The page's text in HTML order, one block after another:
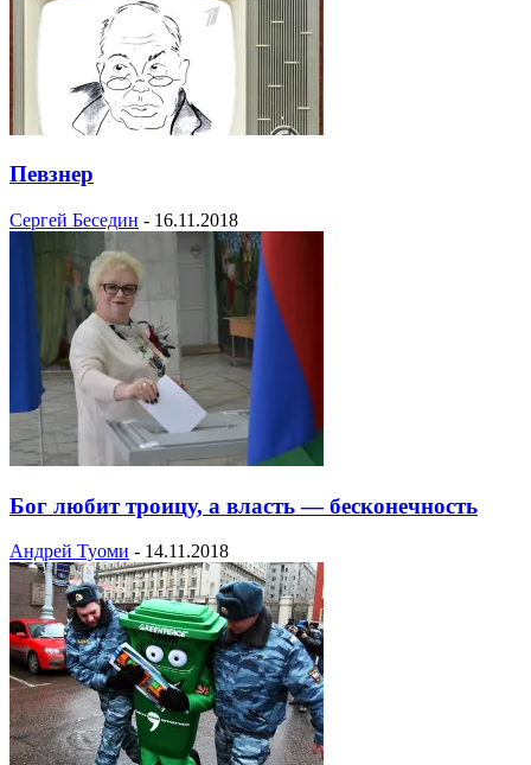
Певзнер
Сергей Беседин - 16.11.2018
Бог любит троицу, а власть — бесконечность
Андрей Туоми - 14.11.2018